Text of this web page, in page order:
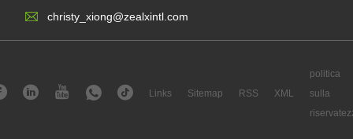
christy_xiong@zealxintl.com
Links Sitemap RSS XML
politica
sulla